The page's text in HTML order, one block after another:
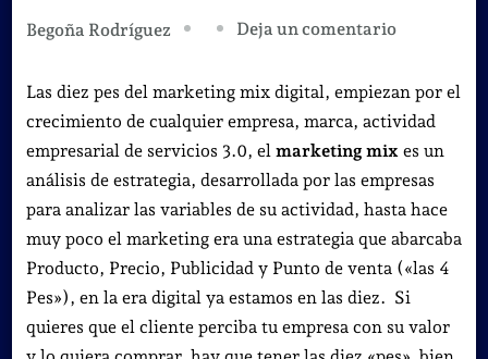
Begoña Rodríguez Deja un comentarioen
auténticas
diez
Pes
del
Marketing
Mix
online.
Las diez pes del marketing mix digital, empiezan por el
crecimiento de cualquier empresa, marca, actividad
empresarial de servicios 3.0, el marketing mix es un
análisis de estrategia, desarrollada por las empresas
para analizar las variables de su actividad, hasta hace
muy poco el marketing era una estrategia que abarcaba
Producto, Precio, Publicidad y Punto de venta («las 4
Pes»), en la era digital ya estamos en las diez. Si
quieres que el cliente perciba tu empresa con su valor